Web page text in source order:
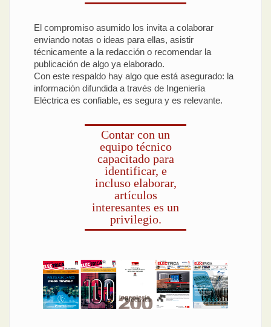
El compromiso asumido los invita a colaborar
enviando notas o ideas para ellas, asistir
técnicamente a la redacción o recomendar la
publicación de algo ya elaborado.
Con este respaldo hay algo que está asegurado: la
información difundida a través de Ingeniería
Eléctrica es confiable, es segura y es relevante.
Contar con un
equipo técnico
capacitado para
identificar, e
incluso elaborar,
artículos
interesantes es un
privilegio.